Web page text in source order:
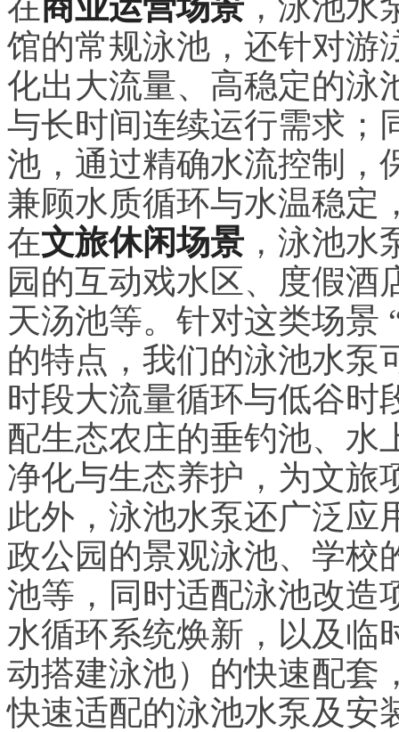
馆的常规泳池，还针对游
化出大流量、高稳定的泳
与长时间连续运行需求；
池，通过精确水流控制，
兼顾水质循环与水温稳定
在文旅休闲场景 ，泳池
园的互动戏水区、度假酒
天汤池等。针对这类场景
的特点，我们的泳池水泵
时段大流量循环与低谷时
配生态农庄的垂钓池、水
净化与生态养护，为文旅
此外，泳池水泵还广泛应
政公园的景观泳池、学校
池等，同时适配泳池改造
水循环系统焕新，以及临
动搭建泳池）的快速配套
快速适配的泳池水泵及安